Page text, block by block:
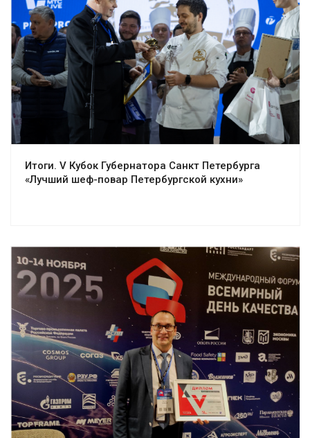
Итоги. V Кубок Губернатора Санкт Петербурга
«Лучший шеф-повар Петербургской кухни»